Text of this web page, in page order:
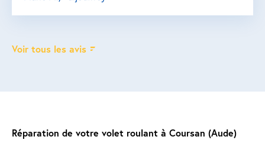
Réparation de votre volet roulant à Coursan (Aude)
Voir tous les avis